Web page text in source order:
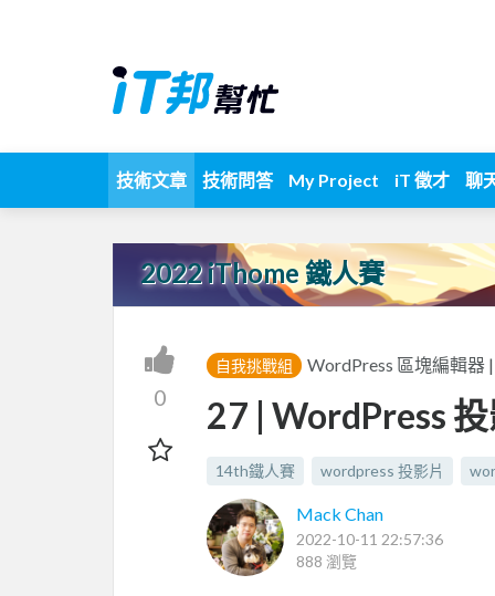
技術文章 技術問答 My Project iT 徵才 聊
2022 iThome 鐵人賽
0
自我挑戰組 WordPress 區塊編輯器
27 | WordPress
14th鐵人賽 wordpress 投影片
Mack Chan
2022-10-11 22:57:36
888 瀏覽